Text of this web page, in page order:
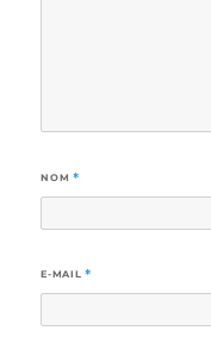
NOM *
E-MAIL *